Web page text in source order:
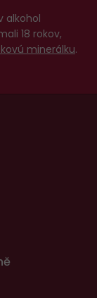
alkohol
18 rokov,
minerálku.